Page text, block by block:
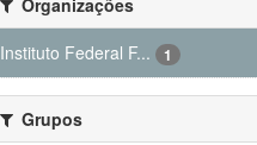
Instituto Federal F...
1
Grupos